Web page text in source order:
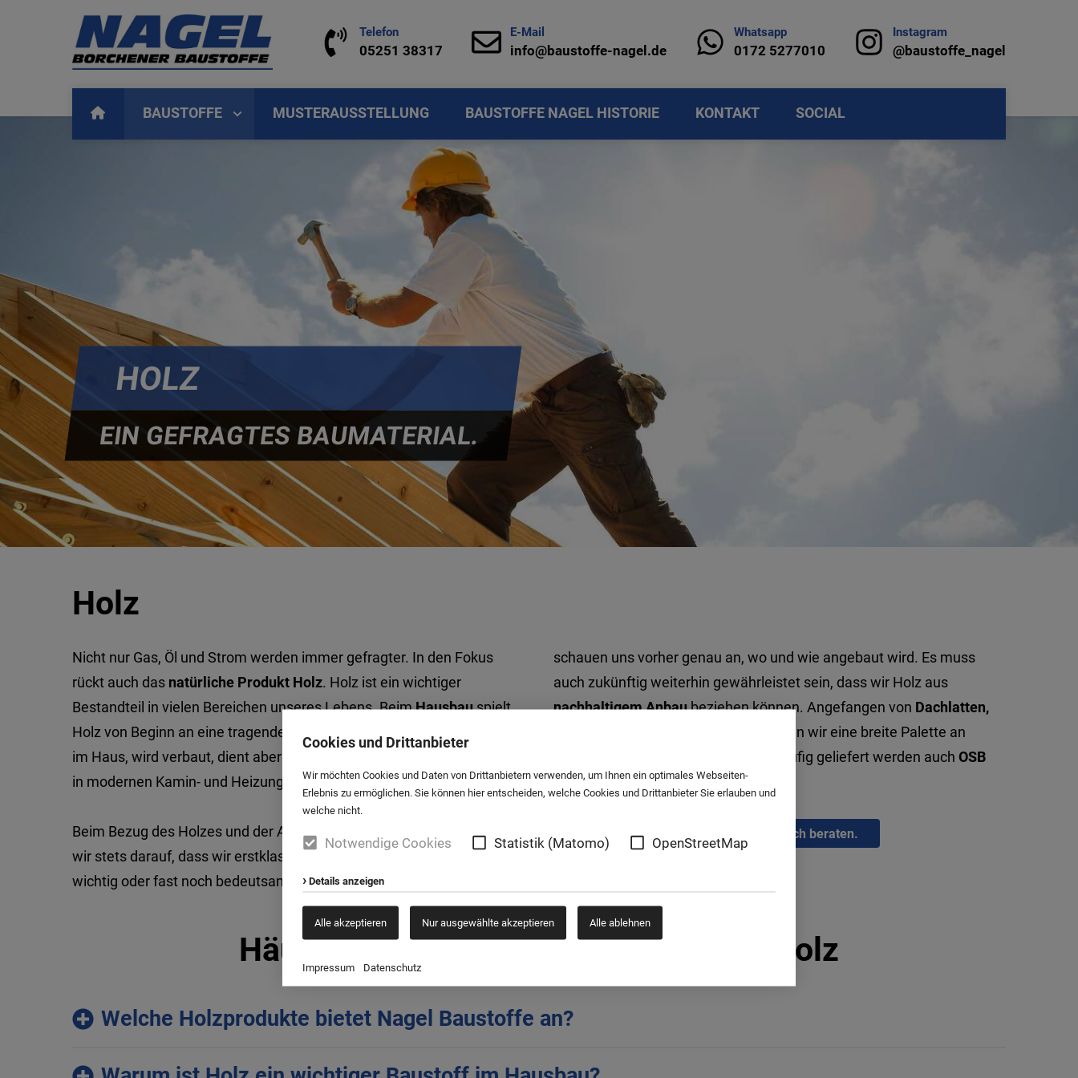
Cookies und Drittanbieter
Wir möchten Cookies und Daten von Drittanbietern verwenden, um Ihnen ein optimales Webseiten-
Erlebnis zu ermöglichen. Sie können hier entscheiden, welche Cookies und Drittanbieter Sie erlauben und
welche nicht.
Notwendige Cookies Statistik (Matomo) OpenStreetMap
Details anzeigen
Alle akzeptieren Nur ausgewählte akzeptieren Alle ablehnen
Impressum Datenschutz
Telefon
05251 38317
E-Mail
info@baustoffe-nagel.de
Whatsapp
0172 5277010
Instagram
@baustoffe_nagel
BAUSTOFFE MUSTERAUSSTELLUNG BAUSTOFFE NAGEL HISTORIE KONTAKT SOCIAL
HOLZ
EIN GEFRAGTES BAUMATERIAL.
Holz
Nicht nur Gas, Öl und Strom werden immer gefragter. In den Fokus
rückt auch das natürliche Produkt Holz. Holz ist ein wichtiger
Bestandteil in vielen Bereichen unseres Lebens. BeimHausbauspielt
Holz von Beginn an eine tragende Rolle. Es findet sich an vielen Stellen
im Haus, wird verbaut, dient aber auch gleichzeitig als Wärmelieferant
in modernen Kamin- und Heizungssystemen.
Beim Bezug des Holzes und der Auswahl unserer Lieferanten achten
wir stets darauf, dass wir erstklassiges Holz bekommen. Aber genauso
wichtig oder fast noch bedeutsamer ist dieNachhaltigkeit
schauen uns vorher genau an, wo und wie angebaut wird. Es muss
auch zukünftig weiterhin gewährleistet sein, dass wir Holz aus
nachhaltigem Anbaubeziehen können. Angefangen von Dachlatten,
bieten wir eine breite Palette an
unterschiedlichen Holzprodukten. Häufig geliefert werden auch OSB
PlattensowieHolzfaserdämmung.
Informieren Sie sich und lassen Sie sich beraten.
Häufig gestellte Fragen zum Thema Holz
Welche Holzprodukte bietet Nagel Baustoffe an?